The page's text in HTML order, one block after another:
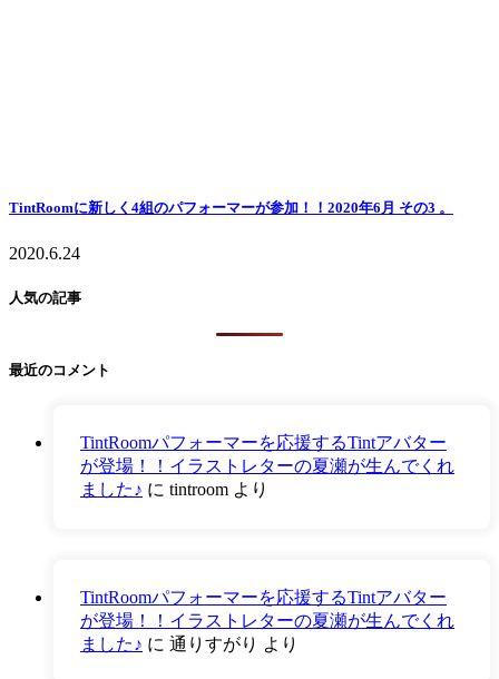
TintRoomに新しく4組のパフォーマーが参加！！2020年6月 その3 。
2020.6.24
人気の記事
最近のコメント
TintRoomパフォーマーを応援するTintアバター
が登場！！イラストレターの夏瀬が生んでくれ
ました♪ に tintroom より
TintRoomパフォーマーを応援するTintアバター
が登場！！イラストレターの夏瀬が生んでくれ
ました♪ に 通りすがり より